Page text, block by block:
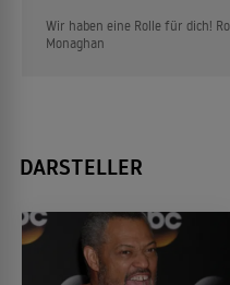
Wir haben eine Rolle für dich!
Monaghan
DARSTELLER